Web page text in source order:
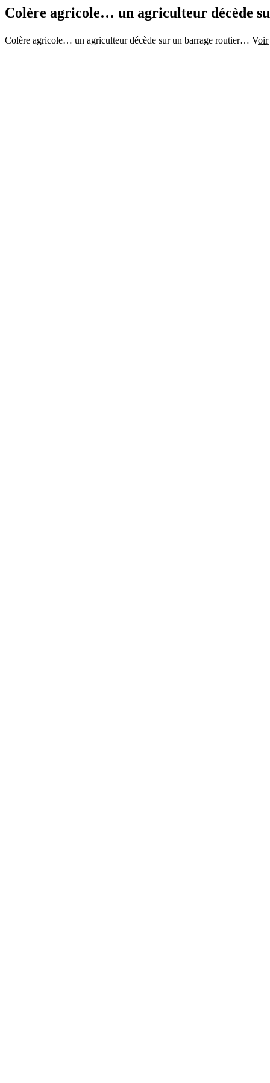
Colère agricole… un agriculteur décède
Colère agricole… un agriculteur décède sur un barrage routier… Vo̲i̲r̲